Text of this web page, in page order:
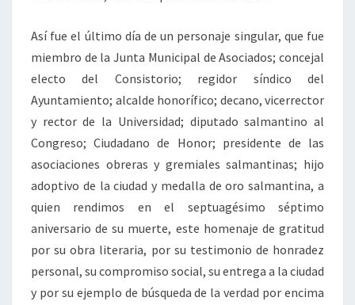
Así fue el último día de un personaje singular, que fue
miembro de la Junta Municipal de Asociados; concejal
electo del Consistorio; regidor síndico del
Ayuntamiento; alcalde honorífico; decano, vicerrector
y rector de la Universidad; diputado salmantino al
Congreso; Ciudadano de Honor; presidente de las
asociaciones obreras y gremiales salmantinas; hijo
adoptivo de la ciudad y medalla de oro salmantina, a
quien rendimos en el septuagésimo séptimo
aniversario de su muerte, este homenaje de gratitud
por su obra literaria, por su testimonio de honradez
personal, su compromiso social, su entrega a la ciudad
y por su ejemplo de búsqueda de la verdad por encima